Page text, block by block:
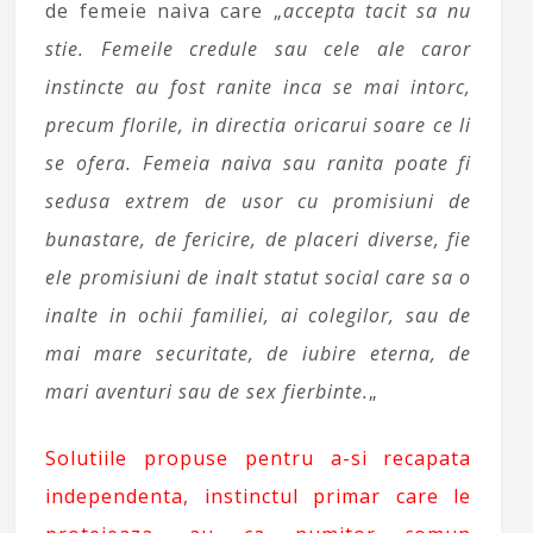
de femeie naiva care „accepta tacit sa nu
stie. Femeile credule sau cele ale caror
instincte au fost ranite inca se mai intorc,
precum florile, in directia oricarui soare ce li
se ofera. Femeia naiva sau ranita poate fi
sedusa extrem de usor cu promisiuni de
bunastare, de fericire, de placeri diverse, fie
ele promisiuni de inalt statut social care sa o
inalte in ochii familiei, ai colegilor, sau de
mai mare securitate, de iubire eterna, de
mari aventuri sau de sex fierbinte.„
Solutiile propuse pentru a-si recapata
independenta, instinctul primar care le